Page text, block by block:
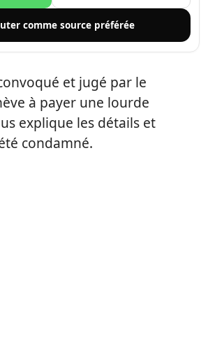
comme source préférée
et jugé par le
à payer une lourde
explique les détails et
condamné.